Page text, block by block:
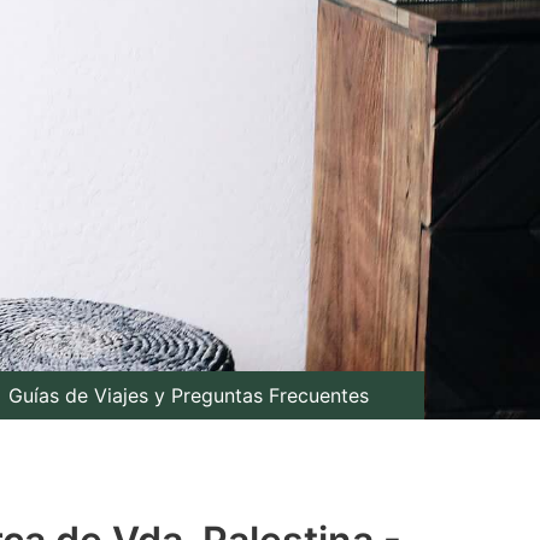
Guías de Viajes y Preguntas Frecuentes